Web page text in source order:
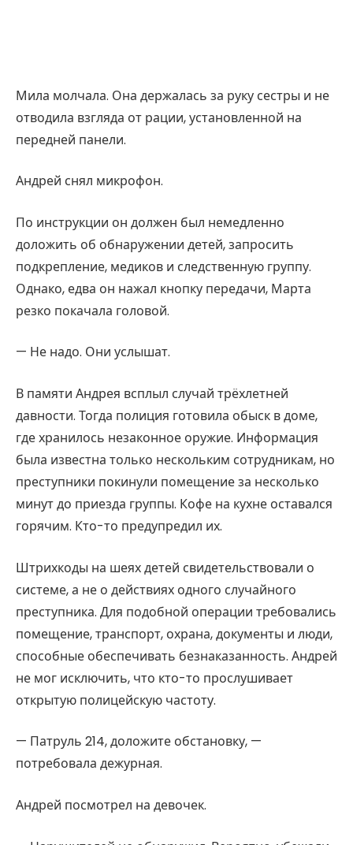
Мила молчала. Она держалась за руку сестры и не
отводила взгляда от рации, установленной на
передней панели.
Андрей снял микрофон.
По инструкции он должен был немедленно
доложить об обнаружении детей, запросить
подкрепление, медиков и следственную группу.
Однако, едва он нажал кнопку передачи, Марта
резко покачала головой.
— Не надо. Они услышат.
В памяти Андрея всплыл случай трёхлетней
давности. Тогда полиция готовила обыск в доме,
где хранилось незаконное оружие. Информация
была известна только нескольким сотрудникам, но
преступники покинули помещение за несколько
минут до приезда группы. Кофе на кухне оставался
горячим. Кто-то предупредил их.
Штрихкоды на шеях детей свидетельствовали о
системе, а не о действиях одного случайного
преступника. Для подобной операции требовались
помещение, транспорт, охрана, документы и люди,
способные обеспечивать безнаказанность. Андрей
не мог исключить, что кто-то прослушивает
открытую полицейскую частоту.
— Патруль 214, доложите обстановку, —
потребовала дежурная.
Андрей посмотрел на девочек.